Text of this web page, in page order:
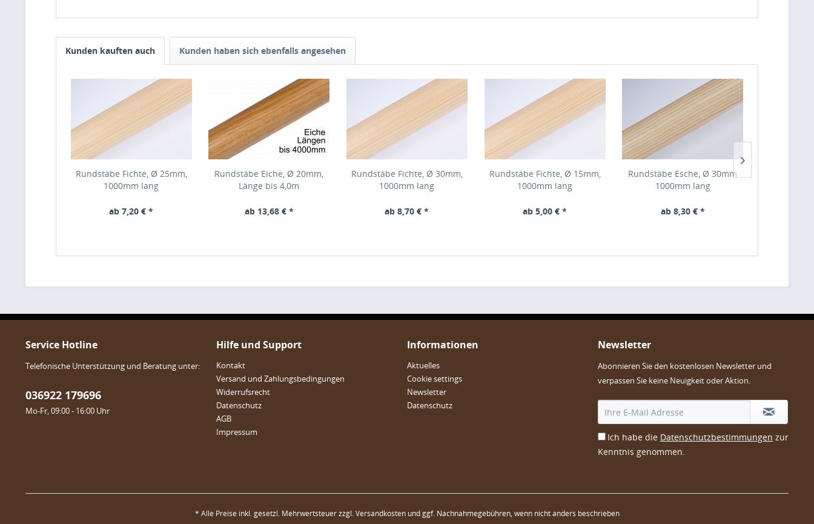
Kunden kauften auch Kunden haben sich ebenfalls angesehen
Rundstäbe Fichte, Ø 25mm,
1000mm lang
ab 7,20 € *
Rundstäbe Eiche, Ø 20mm,
Länge bis 4,0m
ab 13,68 € *
Rundstäbe Fichte, Ø 30mm,
1000mm lang
ab 8,70 € *
Rundstäbe Fichte, Ø 15mm,
1000mm lang
ab 5,00 € *
Rundstäbe Esche, Ø 30mm
1000mm lang
ab 8,30 € *
Service Hotline
Telefonische Unterstützung und Beratung unter:
036922 179696
Mo-Fr, 09:00 - 16:00 Uhr
Hilfe und Support
Kontakt
Versand und Zahlungsbedingungen
Widerrufsrecht
Datenschutz
AGB
Impressum
Informationen
Aktuelles
Cookie settings
Newsletter
Datenschutz
Newsletter
Abonnieren Sie den kostenlosen Newsletter und
verpassen Sie keine Neuigkeit oder Aktion.
Ich habe die Datenschutzbestimmungen zur
Kenntnis genommen.
* Alle Preise inkl. gesetzl. Mehrwertsteuer zzgl.Versandkostenund ggf. Nachnahmegebühren, wenn nicht anders beschrieben